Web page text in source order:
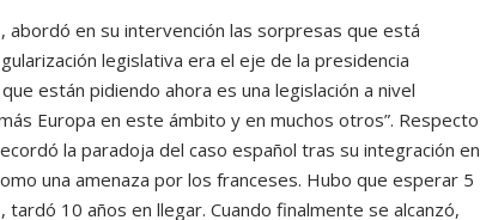
, abordó en su intervención las sorpresas que está
legislativa era el eje de la presidencia
están pidiendo ahora es una legislación a nivel
Europa en este ámbito y en muchos otros”. Respecto
la paradoja del caso español tras su integración en
una amenaza por los franceses. Hubo que esperar 5
10 años en llegar. Cuando finalmente se alcanzó,